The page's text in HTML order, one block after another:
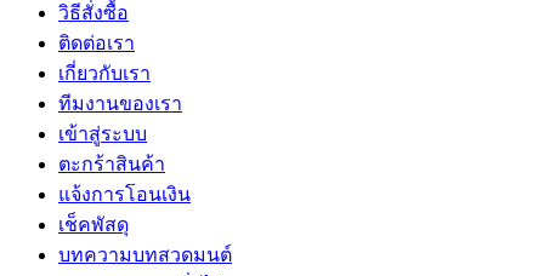
วิธีสั่งซื้อ
ติดต่อเรา
เกี่ยวกับเรา
ทีมงานของเรา
เข้าสู่ระบบ
ตะกร้าสินค้า
แจ้งการโอนเงิน
เช็คพัสดุ
บทความบทสวดมนต์